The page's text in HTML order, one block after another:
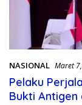
NASIONAL Maret
Pelaku
Bukti Antigen